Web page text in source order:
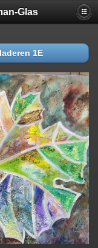
Glas
1E